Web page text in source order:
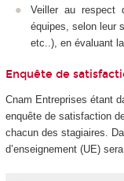
Veiller au respect
équipes, selon leur
etc..), en évaluant
Enquête de
Cnam Entreprises étant
enquête de satisfaction
chacun des stagiaires.
d’enseignement (UE)